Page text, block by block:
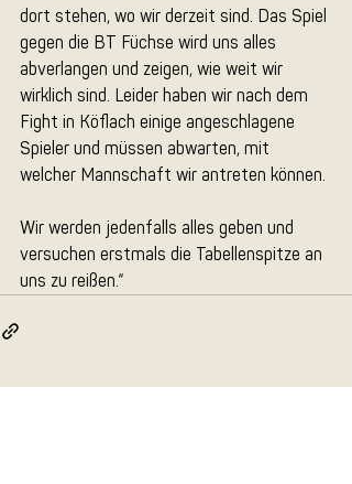
dort stehen, wo wir derzeit sind. Das Spiel
gegen die BT Füchse wird uns alles
abverlangen und zeigen, wie weit wir
wirklich sind. Leider haben wir nach dem
Fight in Köflach einige angeschlagene
Spieler und müssen abwarten, mit
welcher Mannschaft wir antreten können.
Wir werden jedenfalls alles geben und
versuchen erstmals die Tabellenspitze an
uns zu reißen.“